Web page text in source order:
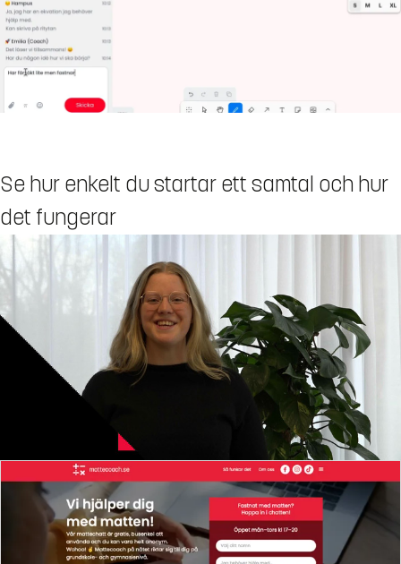
Se hur enkelt du startar ett samtal och hur
det fungerar